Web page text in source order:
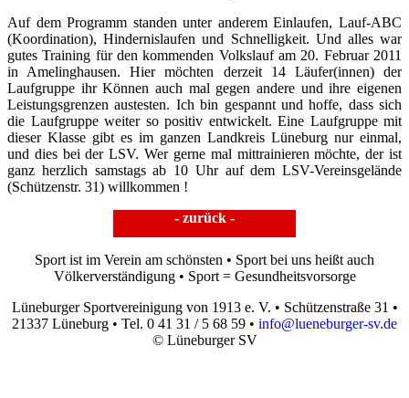
Auf dem Programm standen unter anderem Einlaufen, Lauf-ABC
(Koordination), Hindernislaufen und Schnelligkeit. Und alles war
gutes Training für den kommenden Volkslauf am 20. Februar 2011
in Amelinghausen. Hier möchten derzeit 14 Läufer(innen) der
Laufgruppe ihr Können auch mal gegen andere und ihre eigenen
Leistungsgrenzen austesten. Ich bin gespannt und hoffe, dass sich
die Laufgruppe weiter so positiv entwickelt. Eine Laufgruppe mit
dieser Klasse gibt es im ganzen Landkreis Lüneburg nur einmal,
und dies bei der LSV. Wer gerne mal mittrainieren möchte, der ist
ganz herzlich samstags ab 10 Uhr auf dem LSV-Vereinsgelände
(Schützenstr. 31) willkommen !
- zurück -
Sport ist im Verein am schönsten • Sport bei uns heißt auch
Völkerverständigung • Sport = Gesundheitsvorsorge
Lüneburger Sportvereinigung von 1913 e. V. • Schützenstraße 31 •
21337 Lüneburg • Tel. 0 41 31 / 5 68 59 • info@lueneburger-sv.de
© Lüneburger SV